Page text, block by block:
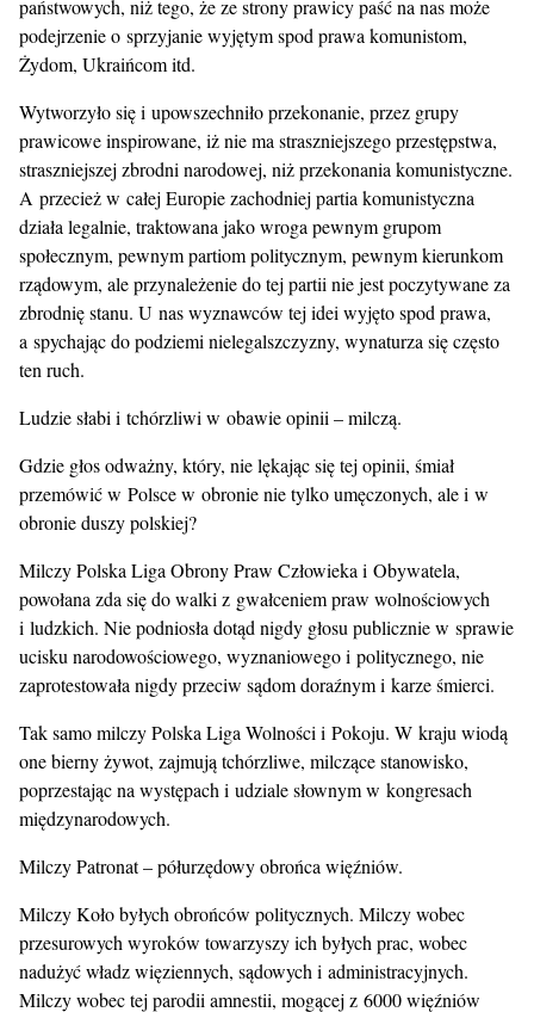
państwowych, niż tego, że ze strony prawicy paść na nas może
podejrzenie o sprzyjanie wyjętym spod prawa komunistom,
Żydom, Ukraińcom itd.
Wytworzyło się i upowszechniło przekonanie, przez grupy
prawicowe inspirowane, iż nie ma straszniejszego przestępstwa,
straszniejszej zbrodni narodowej, niż przekonania komunistyczne.
A przecież w całej Europie zachodniej partia komunistyczna
działa legalnie, traktowana jako wroga pewnym grupom
społecznym, pewnym partiom politycznym, pewnym kierunkom
rządowym, ale przynależenie do tej partii nie jest poczytywane za
zbrodnię stanu. U nas wyznawców tej idei wyjęto spod prawa,
a spychając do podziemi nielegalszczyzny, wynaturza się często
ten ruch.
Ludzie słabi i tchórzliwi w obawie opinii – milczą.
Gdzie głos odważny, który, nie lękając się tej opinii, śmiał
przemówić w Polsce w obronie nie tylko umęczonych, ale i w
obronie duszy polskiej?
Milczy Polska Liga Obrony Praw Człowieka i Obywatela,
powołana zda się do walki z gwałceniem praw wolnościowych
i ludzkich. Nie podniosła dotąd nigdy głosu publicznie w sprawie
ucisku narodowościowego, wyznaniowego i politycznego, nie
zaprotestowała nigdy przeciw sądom doraźnym i karze śmierci.
Tak samo milczy Polska Liga Wolności i Pokoju. W kraju wiodą
one bierny żywot, zajmują tchórzliwe, milczące stanowisko,
poprzestając na występach i udziale słownym w kongresach
międzynarodowych.
Milczy Patronat – półurzędowy obrońca więźniów.
Milczy Koło byłych obrońców politycznych. Milczy wobec
przesurowych wyroków towarzyszy ich byłych prac, wobec
nadużyć władz więziennych, sądowych i administracyjnych.
Milczy wobec tej parodii amnestii, mogącej z 6000 więźniów